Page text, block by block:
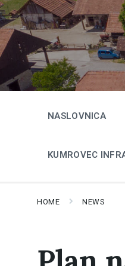
Skip
to
content
Skip
to
main
navigation
Skip
to
footer
NASLOVNICA
KUMROVEC
HOME NEWS